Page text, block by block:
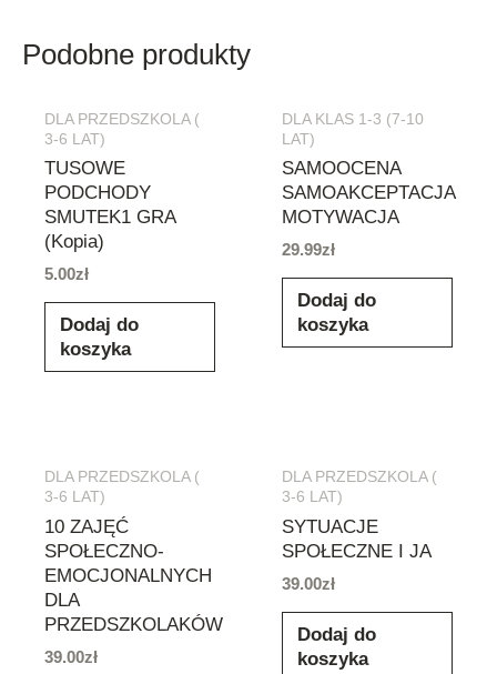
Podobne produkty
DLA PRZEDSZKOLA (
3-6 LAT)
TUSOWE
PODCHODY
SMUTEK1 GRA
(Kopia)
5.00zł
Dodaj do
koszyka
DLA KLAS 1-3 (7-10
LAT)
SAMOOCENA
SAMOAKCEPTACJA
MOTYWACJA
29.99zł
Dodaj do
koszyka
DLA PRZEDSZKOLA (
3-6 LAT)
10 ZAJĘĆ
SPOŁECZNO-
EMOCJONALNYCH
DLA
PRZEDSZKOLAKÓW
39.00zł
DLA PRZEDSZKOLA (
3-6 LAT)
SYTUACJE
SPOŁECZNE I JA
39.00zł
Dodaj do
koszyka